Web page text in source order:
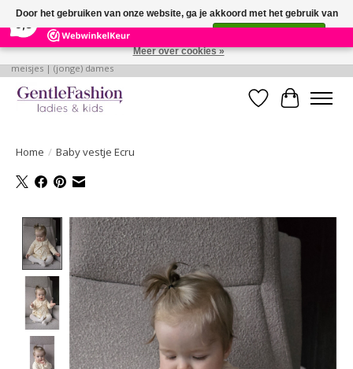
255 Reviews ×
Betaalbare, verantwoorde en style volle kleding voor baby's | jongens |
meisjes | (jonge) dames
Verlanglijst
Home / Baby vestje Ecru
Product image slideshow Items
Door het gebruiken van onze website, ga je akkoord met het gebruik van
cookies om onze website te verbeteren.
Meer over cookies »